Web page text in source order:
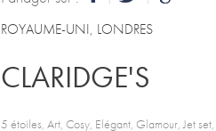
ROYAUME-UNI, LONDRES
CLARIDGE'S
5 étoiles, Art, Cosy, Elégant, Glamour, Jet